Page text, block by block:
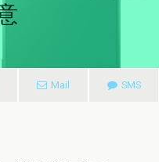
Mail SMS